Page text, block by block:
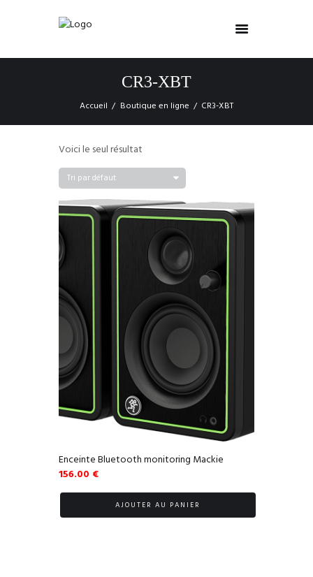
CR3-XBT
Accueil Boutique en ligne CR3-XBT
Voici le seul résultat
Enceinte Bluetooth monitoring Mackie
156.00 €
AJOUTER AU PANIER